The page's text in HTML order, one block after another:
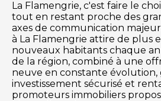
La Flamengrie, c'est faire le
tout en restant proche des
axes de communication
à La Flamengrie attire de plus
nouveaux habitants chaque
de la région, combiné à une
neuve en constante évolution,
investissement sécurisé et
promoteurs immobiliers